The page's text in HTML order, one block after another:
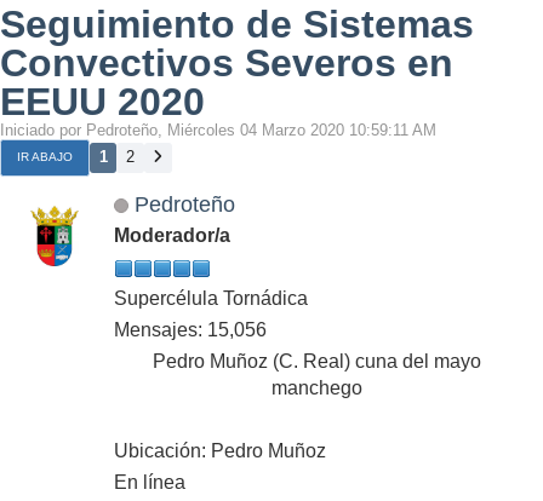
Seguimiento de Sistemas
Convectivos Severos en
EEUU 2020
Iniciado por Pedroteño, Miércoles 04 Marzo 2020 10:59:11 AM
IR ABAJO 1 2
Pedroteño
Moderador/a
Supercélula Tornádica
Mensajes: 15,056
Pedro Muñoz (C. Real) cuna del mayo
manchego
Ubicación: Pedro Muñoz
En línea